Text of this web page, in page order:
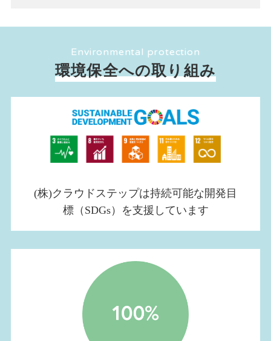
Environmental protection
環境保全への取り組み
(株)クラウドステップは持続可能な開発目
標（SDGs）を支援しています